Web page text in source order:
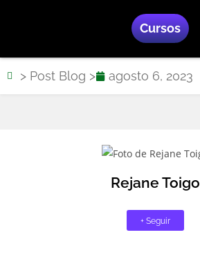
Cursos
> Post Blog > agosto 6, 2023
Rejane Toigo
+ Seguir